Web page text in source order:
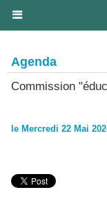
Agenda
Commission
le Mercredi 22 Mai